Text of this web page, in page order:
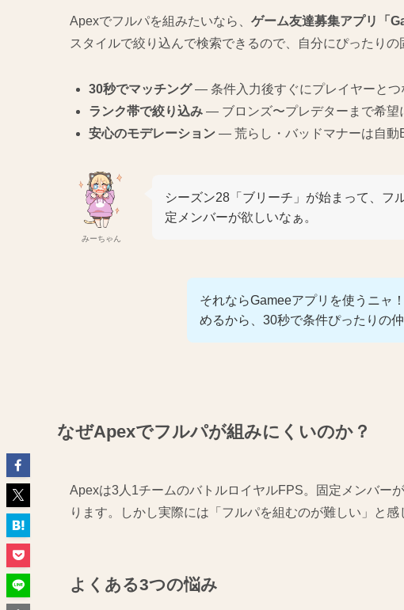
Apexでフルパを組みたいなら、 ゲーム友達募集アプリ「
スタイルで絞り込んで検索できるので、自分にぴったりの
30秒でマッチング— 条件入力後すぐにプレイヤーとつ
ランク帯で絞り込み — ブロンズ〜プレデターまで希望
安心のモデレーション — 荒らし・バッドマナーは自動
みーちゃん
シーズン28「ブリーチ」が始まって、フ
定メンバーが欲しいなぁ。
それならGameeアプリを使うニャ
めるから、30秒で条件ぴったりの
なぜApexでフルパが組みにくいのか？
Apexは3人1チームのバトルロイヤルFPS。固定メンバー
ります。しかし実際には「フルパを組むのが難しい」と感
よくある3つの悩み